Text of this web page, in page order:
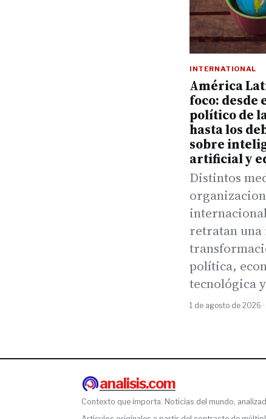
INTERNATIONAL
América
foco: desde
político de
hasta los
sobre
artificial y
Distintos
retratan
política,
tecnológica
1 de agosto de 2026 ·
analisis.com
Contexto que importa. Noticias del mundo,